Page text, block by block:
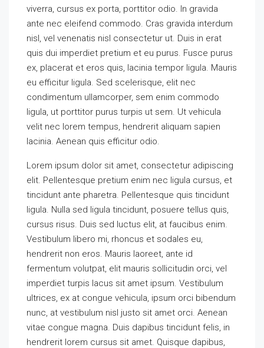
viverra, cursus ex porta, porttitor odio. In gravida
ante nec eleifend commodo. Cras gravida interdum
nisl, vel venenatis nisl consectetur ut. Duis in erat
quis dui imperdiet pretium et eu purus. Fusce purus
ex, placerat et eros quis, lacinia tempor ligula. Mauris
eu efficitur ligula. Sed scelerisque, elit nec
condimentum ullamcorper, sem enim commodo
ligula, ut porttitor purus turpis ut sem. Ut vehicula
velit nec lorem tempus, hendrerit aliquam sapien
lacinia. Aenean quis efficitur odio.
Lorem ipsum dolor sit amet, consectetur adipiscing
elit. Pellentesque pretium enim nec ligula cursus, et
tincidunt ante pharetra. Pellentesque quis tincidunt
ligula. Nulla sed ligula tincidunt, posuere tellus quis,
cursus risus. Duis sed luctus elit, at faucibus enim.
Vestibulum libero mi, rhoncus et sodales eu,
hendrerit non eros. Mauris laoreet, ante id
fermentum volutpat, elit mauris sollicitudin orci, vel
imperdiet turpis lacus sit amet ipsum. Vestibulum
ultrices, ex at congue vehicula, ipsum orci bibendum
nunc, at vestibulum nisl justo sit amet orci. Aenean
vitae congue magna. Duis dapibus tincidunt felis, in
hendrerit lorem cursus sit amet. Quisque dapibus,